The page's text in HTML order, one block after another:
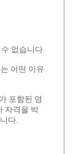
없습니다.
어떤 이유
포함된 영
자격을 박
다.